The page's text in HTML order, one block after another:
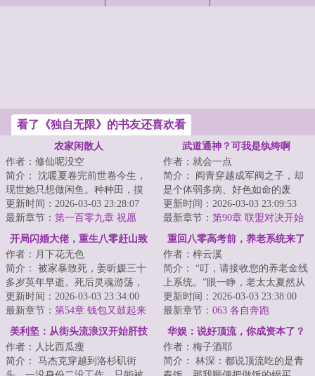
看了《独自无限》的书友还喜欢看
农家闲散人
作者：修仙呢没空
简介： 沈暖夏卷完前世卷今生，
现世她只想做闲鱼。种种田，摸
摸鱼，不知不觉修个在世仙。
更新时间：2026-03-03 23:28:07
最新章节： 第一百零九章 祝愿
武道通神？可我是纨绔啊
作者：就会一点
简介： 阎青穿越成军阀之子，却
是个体弱多病、好色如命的废
物。在这皇朝崩坏、列强环伺的
乱世，他...
更新时间：2026-03-03 23:09:53
最新章节： 第90章 联盟对决开始
开局闪婚大佬，重生八零赶山致
富
作者：月下花无色
简介： 被家暴致死，姜昕媛三十
多岁英年早逝。死后灵魂游荡，
她才知道自己短暂而痛苦的一
生，只是...
更新时间：2026-03-03 23:34:00
最新章节： 第54章 钱包又鼓起来
了
重回八零高考前，养老系统来了
作者：梓云溪
简介： “叮，请接收您的养老金线
上系统。”眼一睁，老太太夏然从
2025重返1980。
更新时间：2026-03-03 23:38:00
最新章节： 063 各自奔跑
美利坚：从街头流浪汉开始肝技
能
作者：人比西瓜瘦
简介： 马杰克穿越到洛杉矶街
华娱：说好顶流，你成资本了？
作者：梅子酒耶
简介： 林深：都说顶流吃的是青